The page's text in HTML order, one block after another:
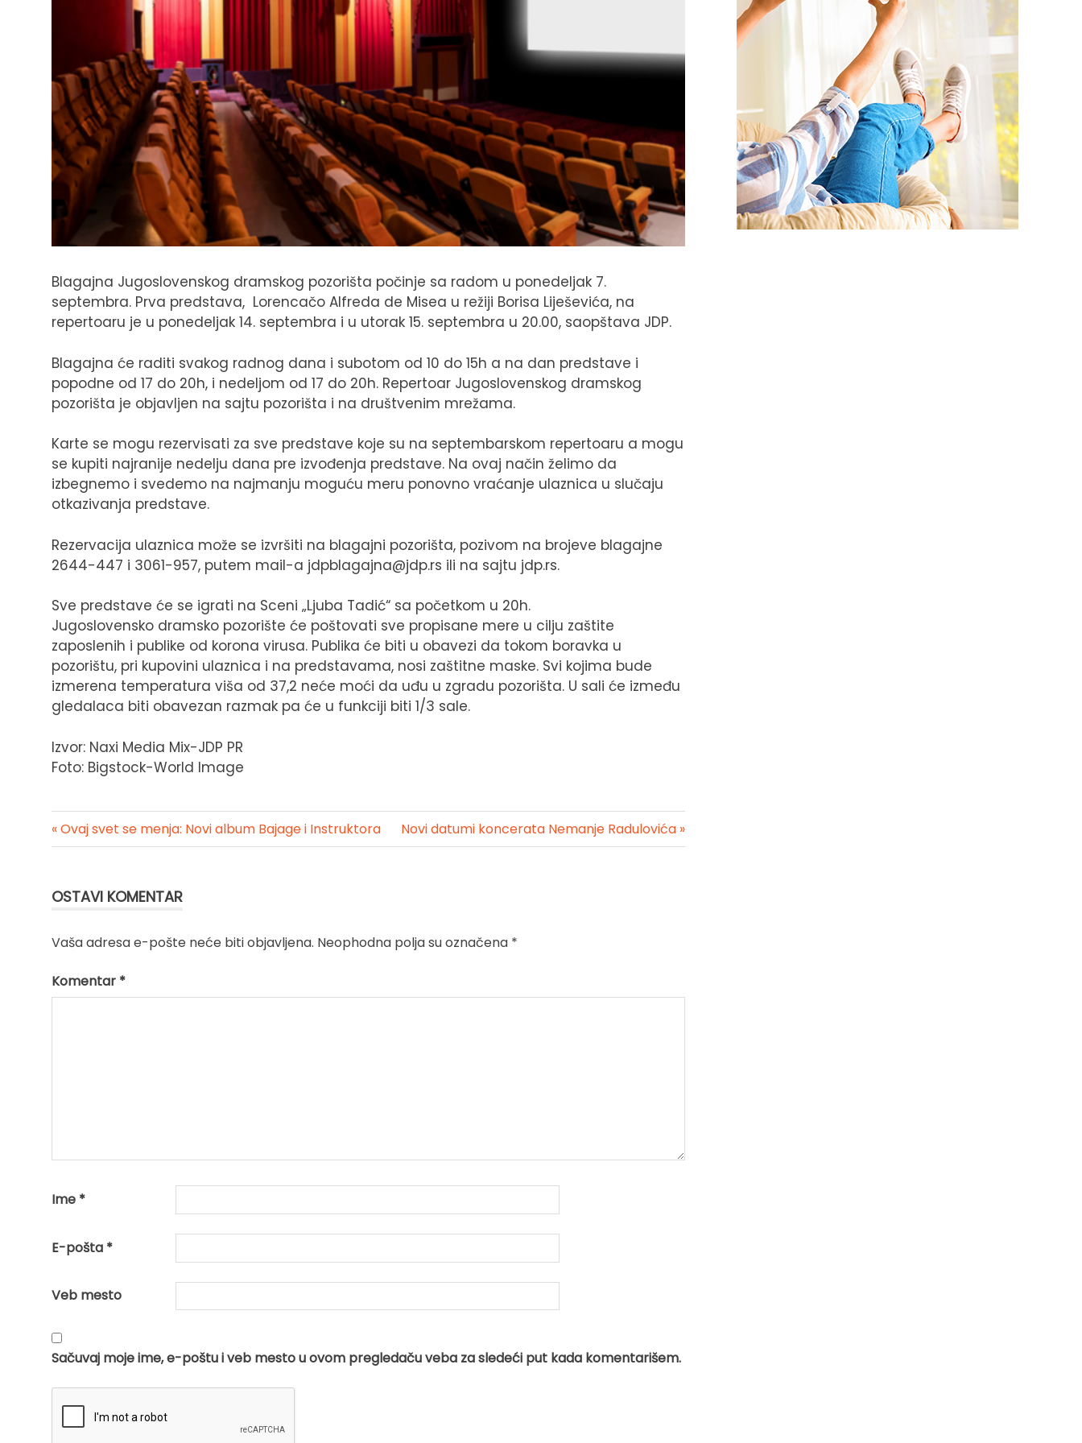
Blagajna Jugoslovenskog dramskog pozorišta počinje sa radom u ponedeljak 7.
septembra. Prva predstava, Lorencačo Alfreda de Misea u režiji Borisa Liješevića, na
repertoaru je u ponedeljak 14. septembra i u utorak 15. septembra u 20.00, saopštava JDP.
Blagajna će raditi svakog radnog dana i subotom od 10 do 15h a na dan predstave i
popodne od 17 do 20h, i nedeljom od 17 do 20h. Repertoar Jugoslovenskog dramskog
pozorišta je objavljen na sajtu pozorišta i na društvenim mrežama.
Karte se mogu rezervisati za sve predstave koje su na septembarskom repertoaru a mogu
se kupiti najranije nedelju dana pre izvođenja predstave. Na ovaj način želimo da
izbegnemo i svedemo na najmanju moguću meru ponovno vraćanje ulaznica u slučaju
otkazivanja predstave.
Rezervacija ulaznica može se izvršiti na blagajni pozorišta, pozivom na brojeve blagajne
2644-447 i 3061-957, putem mail-a jdpblagajna@jdp.rs ili na sajtu jdp.rs.
Sve predstave će se igrati na Sceni „Ljuba Tadić“ sa početkom u 20h.
Jugoslovensko dramsko pozorište će poštovati sve propisane mere u cilju zaštite
zaposlenih i publike od korona virusa. Publika će biti u obavezi da tokom boravka u
pozorištu, pri kupovini ulaznica i na predstavama, nosi zaštitne maske. Svi kojima bude
izmerena temperatura viša od 37,2 neće moći da uđu u zgradu pozorišta. U sali će između
gledalaca biti obavezan razmak pa će u funkciji biti 1/3 sale.
Izvor: Naxi Media Mix-JDP PR
Foto: Bigstock-World Image
Kretanje
« Ovaj svet se menja: Novi album Bajage i Instruktora Novi datumi koncerata Nemanje Radulovića »
OSTAVI KOMENTAR
Vaša adresa e-pošte neće biti objavljena. Neophodna polja su označena *
Komentar *
Ime *
E-pošta *
Veb mesto
Sačuvaj moje ime, e-poštu i veb mesto u ovom pregledaču veba za sledeći put kada komentarišem.